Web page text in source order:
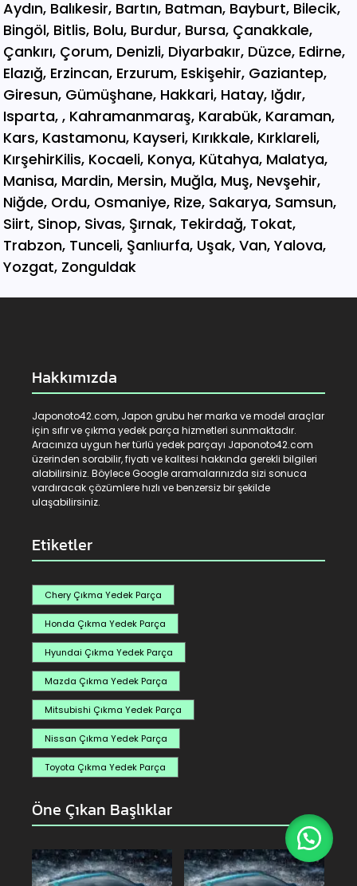
Hakkımızda
Japonoto42.com, Japon grubu her marka ve model araçlar
için sıfır ve çıkma yedek parça hizmetleri sunmaktadır.
Aracınıza uygun her türlü yedek parçayı Japonoto42.com
üzerinden sorabilir, fiyatı ve kalitesi hakkında gerekli bilgileri
alabilirsiniz. Böylece Google aramalarınızda sizi sonuca
vardıracak çözümlere hızlı ve benzersiz bir şekilde
ulaşabilirsiniz.
Etiketler
Chery Çıkma Yedek Parça
Honda Çıkma Yedek Parça
Hyundai Çıkma Yedek Parça
Mazda Çıkma Yedek Parça
Mitsubishi Çıkma Yedek Parça
Nissan Çıkma Yedek Parça
Toyota Çıkma Yedek Parça
Öne Çıkan Başlıklar